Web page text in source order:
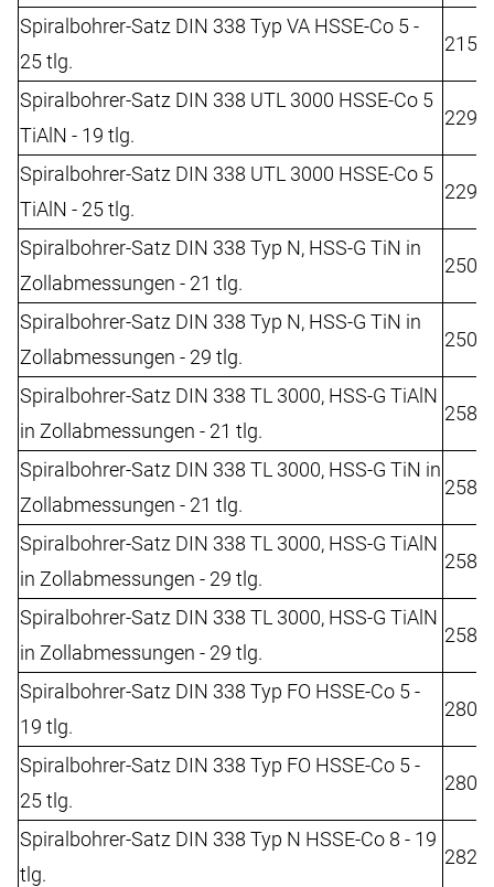
Spiralbohrer-Satz DIN 338 Typ VA HSSE-Co 5 -
25 tlg.
Spiralbohrer-Satz DIN 338 UTL 3000 HSSE-Co 5
TiAlN - 19 tlg.
Spiralbohrer-Satz DIN 338 UTL 3000 HSSE-Co 5
TiAlN - 25 tlg.
Spiralbohrer-Satz DIN 338 Typ N, HSS-G TiN in
Zollabmessungen - 21 tlg.
Spiralbohrer-Satz DIN 338 Typ N, HSS-G TiN in
Zollabmessungen - 29 tlg.
Spiralbohrer-Satz DIN 338 TL 3000, HSS-G TiAlN
in Zollabmessungen - 21 tlg.
Spiralbohrer-Satz DIN 338 TL 3000, HSS-G TiN in
Zollabmessungen - 21 tlg.
Spiralbohrer-Satz DIN 338 TL 3000, HSS-G TiAlN
in Zollabmessungen - 29 tlg.
Spiralbohrer-Satz DIN 338 TL 3000, HSS-G TiAlN
in Zollabmessungen - 29 tlg.
Spiralbohrer-Satz DIN 338 Typ FO HSSE-Co 5 -
19 tlg.
Spiralbohrer-Satz DIN 338 Typ FO HSSE-Co 5 -
25 tlg.
Spiralbohrer-Satz DIN 338 Typ N HSSE-Co 8 - 19
tlg.